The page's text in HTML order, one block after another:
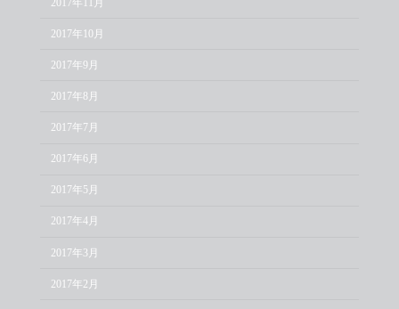
2017年10月
2017年9月
2017年8月
2017年7月
2017年6月
2017年5月
2017年4月
2017年3月
2017年2月